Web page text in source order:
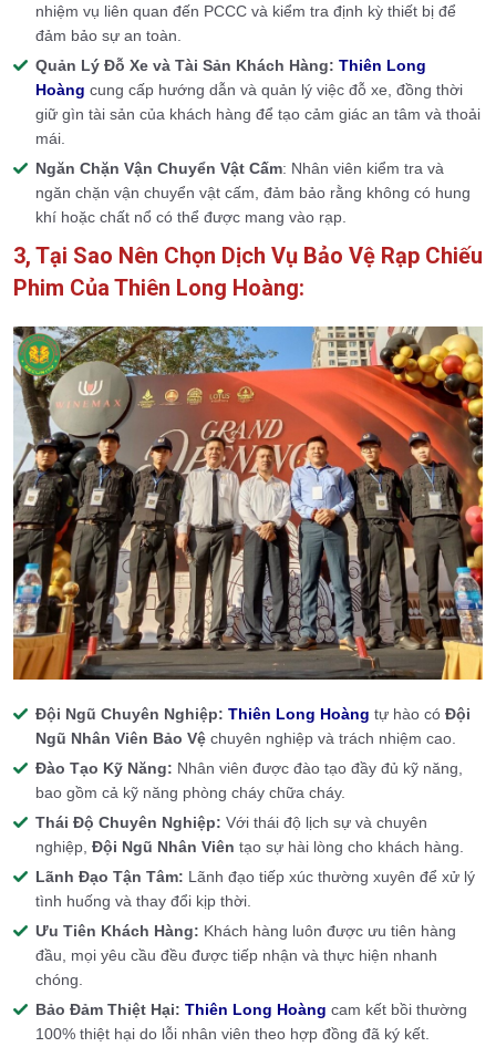
nhiệm vụ liên quan đến PCCC và kiểm tra định kỳ thiết bị để
đảm bảo sự an toàn.
Quản Lý Đỗ Xe và Tài Sản Khách Hàng: Thiên Long
Hoàng cung cấp hướng dẫn và quản lý việc đỗ xe, đồng thời
giữ gìn tài sản của khách hàng để tạo cảm giác an tâm và thoải
mái.
Ngăn Chặn Vận Chuyển Vật Cấm: Nhân viên kiểm tra và
ngăn chặn vận chuyển vật cấm, đảm bảo rằng không có hung
khí hoặc chất nổ có thể được mang vào rạp.
3, Tại Sao Nên Chọn Dịch Vụ Bảo Vệ Rạp Chiếu
Phim Của Thiên Long Hoàng:
Đội Ngũ Chuyên Nghiệp: Thiên Long Hoàng tự hào có Đội
Ngũ Nhân Viên Bảo Vệ chuyên nghiệp và trách nhiệm cao.
Đào Tạo Kỹ Năng: Nhân viên được đào tạo đầy đủ kỹ năng,
bao gồm cả kỹ năng phòng cháy chữa cháy.
Thái Độ Chuyên Nghiệp: Với thái độ lịch sự và chuyên
nghiệp, Đội Ngũ Nhân Viên tạo sự hài lòng cho khách hàng.
Lãnh Đạo Tận Tâm: Lãnh đạo tiếp xúc thường xuyên để xử lý
tình huống và thay đổi kịp thời.
Ưu Tiên Khách Hàng: Khách hàng luôn được ưu tiên hàng
đầu, mọi yêu cầu đều được tiếp nhận và thực hiện nhanh
chóng.
Bảo Đảm Thiệt Hại: Thiên Long Hoàng cam kết bồi thường
100% thiệt hại do lỗi nhân viên theo hợp đồng đã ký kết.